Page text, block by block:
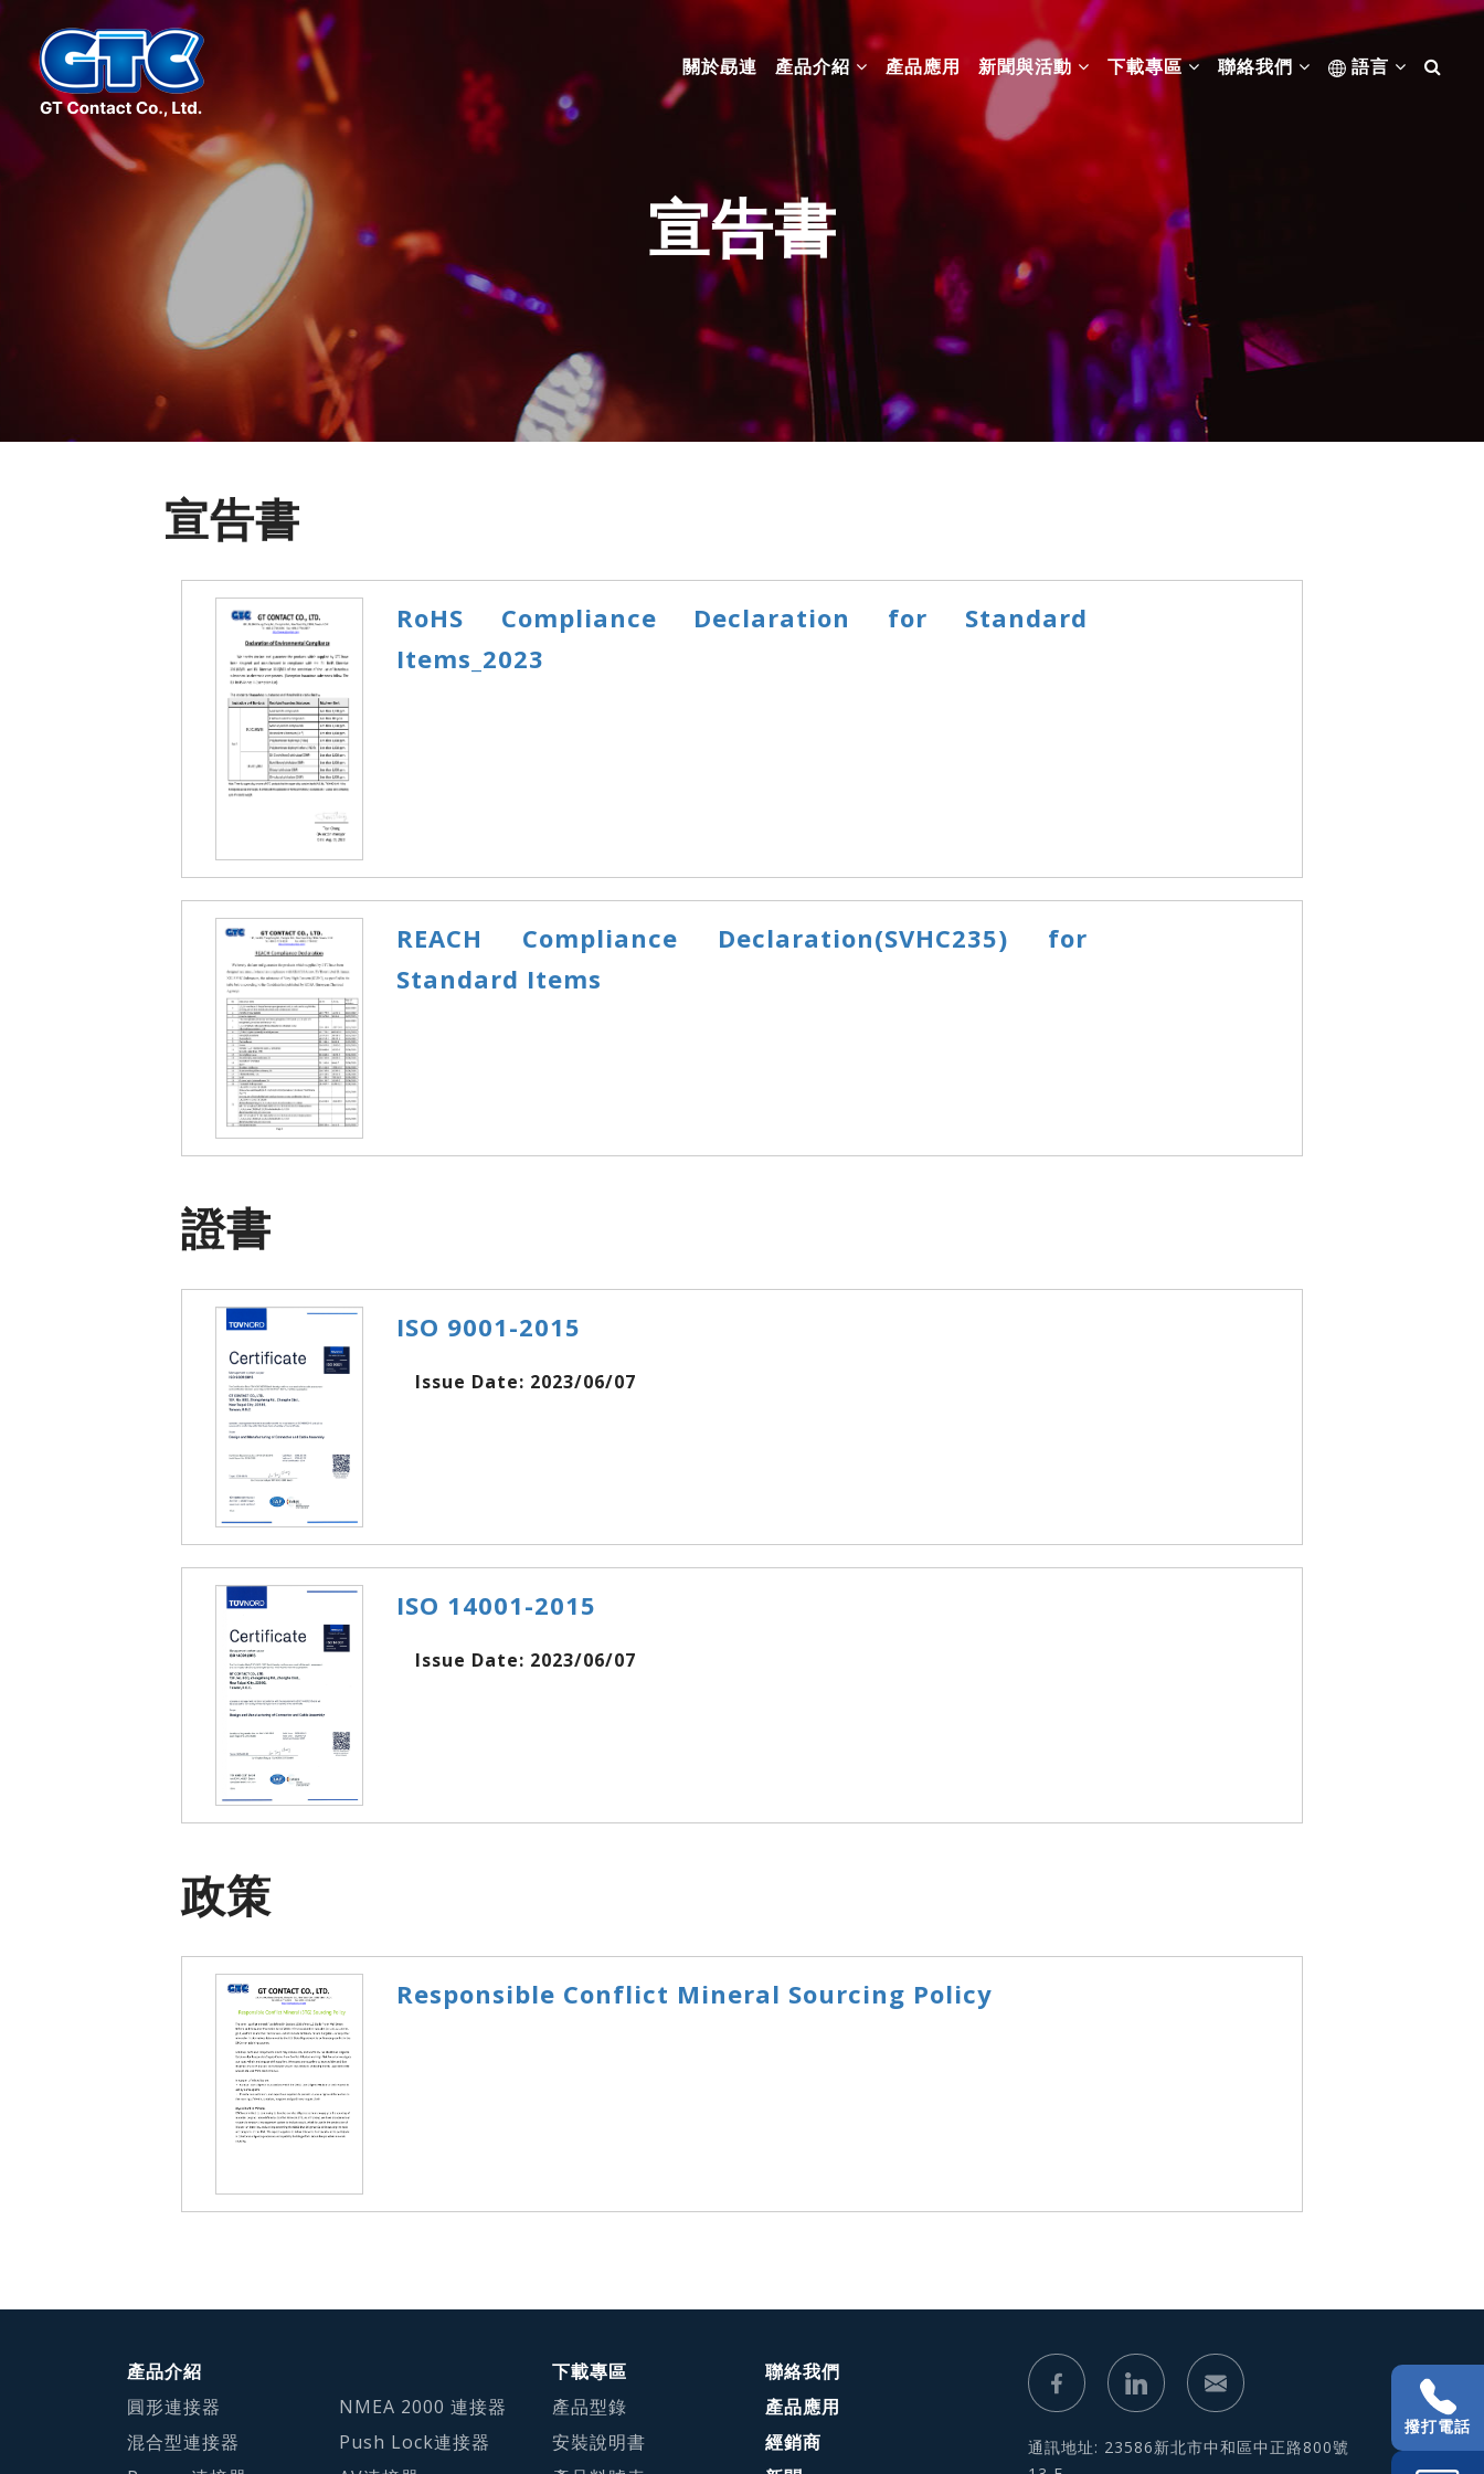
關於勗連 產品介紹 產品應用 新聞與活動 下載專區 聯絡我們 語言
宣告書
宣告書
RoHS Compliance Declaration for Standard
Items_2023
REACH Compliance Declaration(SVHC235) for
Standard Items
證書
ISO 9001-2015
Issue Date: 2023/06/07
ISO 14001-2015
Issue Date: 2023/06/07
政策
Responsible Conflict Mineral Sourcing Policy
產品介紹
圓形連接器
混合型連接器
NMEA 2000 連接器
Push Lock連接器
下載專區
產品型錄
安裝說明書
聯絡我們
產品應用
經銷商
通訊地址: 23586新北市中和區中正路800號
撥打電話